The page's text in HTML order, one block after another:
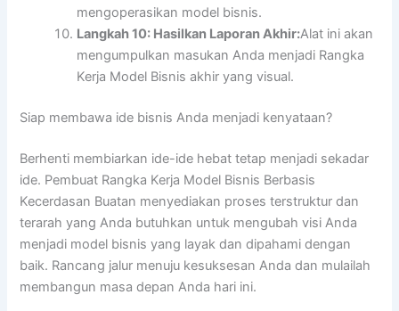
mengoperasikan model bisnis.
Langkah 10: Hasilkan Laporan Akhir:Alat ini akan
mengumpulkan masukan Anda menjadi Rangka
Kerja Model Bisnis akhir yang visual.
Siap membawa ide bisnis Anda menjadi kenyataan?
Berhenti membiarkan ide-ide hebat tetap menjadi sekadar
ide. Pembuat Rangka Kerja Model Bisnis Berbasis
Kecerdasan Buatan menyediakan proses terstruktur dan
terarah yang Anda butuhkan untuk mengubah visi Anda
menjadi model bisnis yang layak dan dipahami dengan
baik. Rancang jalur menuju kesuksesan Anda dan mulailah
membangun masa depan Anda hari ini.